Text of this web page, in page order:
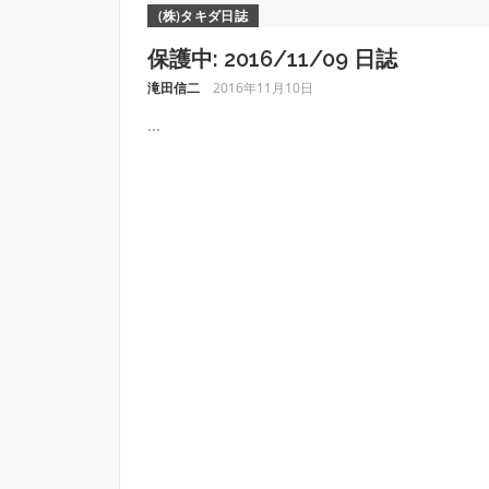
(株)タキダ日誌
保護中: 2016/11/09 日誌
滝田信二 2016年11月10日
...